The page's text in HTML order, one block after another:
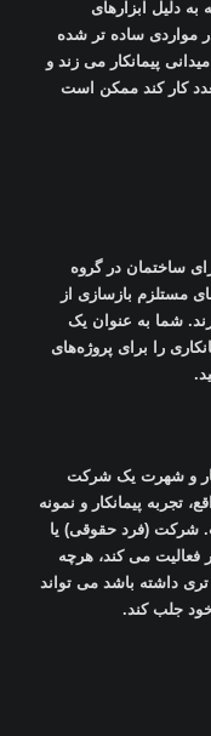
به دلیل ابزارهای
مواردی ساده ‌تر شده
پیمانکار می زند و
کار کند ممکن است
ساختمان در گروه
مستلزم بازسازی از
شما به عنوان یک
را برای پروژه‌های
.
و شهرت یک شرکت
تجربه پیمانکار و نمونه
شرکت (فرد حقوقی) یا
فعالیت می ‌کند، هرچه
داشته باشد می تواند
خود جلب کند.